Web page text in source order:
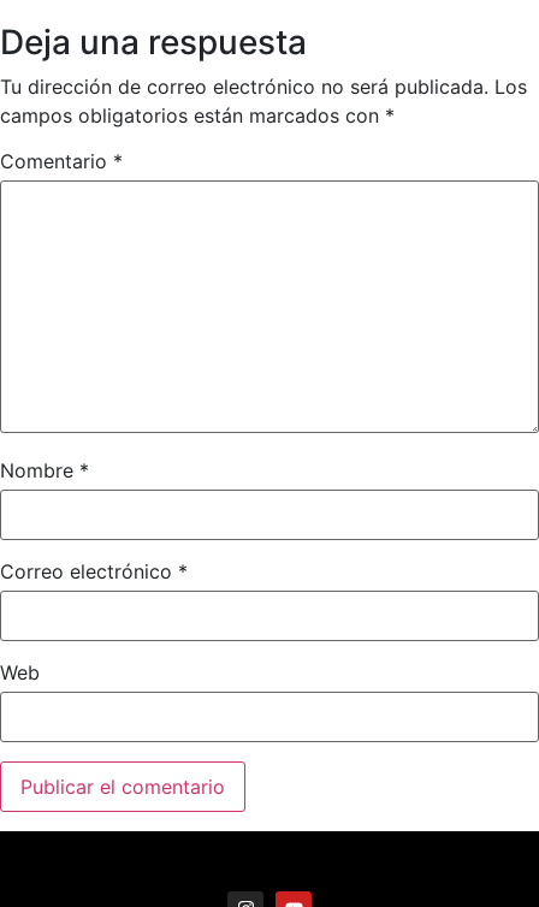
Deja una respuesta
Tu dirección de correo electrónico no será publicada. Los
campos obligatorios están marcados con *
Comentario *
Nombre *
Correo electrónico *
Web